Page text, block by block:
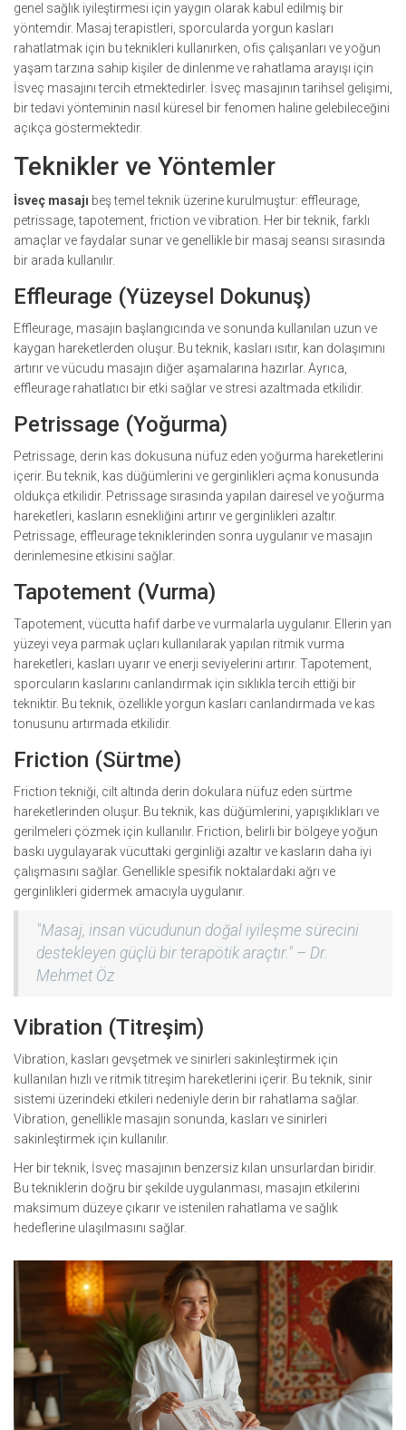
genel sağlık iyileştirmesi için yaygın olarak kabul edilmiş bir
yöntemdir. Masaj terapistleri, sporcularda yorgun kasları
rahatlatmak için bu teknikleri kullanırken, ofis çalışanları ve yoğun
yaşam tarzına sahip kişiler de dinlenme ve rahatlama arayışı için
İsveç masajını tercih etmektedirler. İsveç masajının tarihsel gelişimi,
bir tedavi yönteminin nasıl küresel bir fenomen haline gelebileceğini
açıkça göstermektedir.
Teknikler ve Yöntemler
İsveç masajı beş temel teknik üzerine kurulmuştur: effleurage,
petrissage, tapotement, friction ve vibration. Her bir teknik, farklı
amaçlar ve faydalar sunar ve genellikle bir masaj seansı sırasında
bir arada kullanılır.
Effleurage (Yüzeysel Dokunuş)
Effleurage, masajın başlangıcında ve sonunda kullanılan uzun ve
kaygan hareketlerden oluşur. Bu teknik, kasları ısıtır, kan dolaşımını
artırır ve vücudu masajın diğer aşamalarına hazırlar. Ayrıca,
effleurage rahatlatıcı bir etki sağlar ve stresi azaltmada etkilidir.
Petrissage (Yoğurma)
Petrissage, derin kas dokusuna nüfuz eden yoğurma hareketlerini
içerir. Bu teknik, kas düğümlerini ve gerginlikleri açma konusunda
oldukça etkilidir. Petrissage sırasında yapılan dairesel ve yoğurma
hareketleri, kasların esnekliğini artırır ve gerginlikleri azaltır.
Petrissage, effleurage tekniklerinden sonra uygulanır ve masajın
derinlemesine etkisini sağlar.
Tapotement (Vurma)
Tapotement, vücutta hafif darbe ve vurmalarla uygulanır. Ellerin yan
yüzeyi veya parmak uçları kullanılarak yapılan ritmik vurma
hareketleri, kasları uyarır ve enerji seviyelerini artırır. Tapotement,
sporcuların kaslarını canlandırmak için sıklıkla tercih ettiği bir
tekniktir. Bu teknik, özellikle yorgun kasları canlandırmada ve kas
tonusunu artırmada etkilidir.
Friction (Sürtme)
Friction tekniği, cilt altında derin dokulara nüfuz eden sürtme
hareketlerinden oluşur. Bu teknik, kas düğümlerini, yapışıklıkları ve
gerilmeleri çözmek için kullanılır. Friction, belirli bir bölgeye yoğun
baskı uygulayarak vücuttaki gerginliği azaltır ve kasların daha iyi
çalışmasını sağlar. Genellikle spesifik noktalardaki ağrı ve
gerginlikleri gidermek amacıyla uygulanır.
"Masaj, insan vücudunun doğal iyileşme sürecini
destekleyen güçlü bir terapötik araçtır." – Dr.
Mehmet Öz
Vibration (Titreşim)
Vibration, kasları gevşetmek ve sinirleri sakinleştirmek için
kullanılan hızlı ve ritmik titreşim hareketlerini içerir. Bu teknik, sinir
sistemi üzerindeki etkileri nedeniyle derin bir rahatlama sağlar.
Vibration, genellikle masajın sonunda, kasları ve sinirleri
sakinleştirmek için kullanılır.
Her bir teknik, İsveç masajının benzersiz kılan unsurlardan biridir.
Bu tekniklerin doğru bir şekilde uygulanması, masajın etkilerini
maksimum düzeye çıkarır ve istenilen rahatlama ve sağlık
hedeflerine ulaşılmasını sağlar.